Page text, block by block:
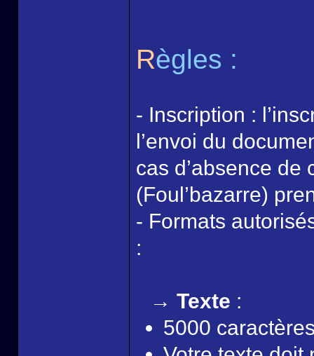
Règles :
- Inscription :
l’envoi du
cas d’absence de
(Foul’bazarre)
- Formats
:
→ Texte :
5000